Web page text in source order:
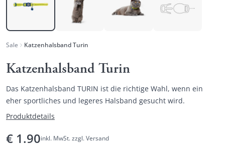
Sale Katzenhalsband Turin
Katzenhalsband Turin
Das Katzenhalsband TURIN ist die richtige Wahl, wenn ein
eher sportliches und legeres Halsband gesucht wird.
Produktdetails
€ 1.90inkl. MwSt. zzgl. Versand